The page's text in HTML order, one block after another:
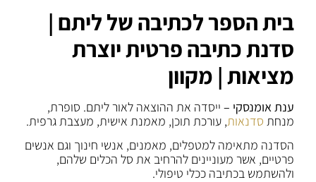
בית הספר לכתיבה של ליתם |
סדנת כתיבה פרטית יוצרת
מציאות | מקוון
ענת אומנסקי – ייסדה את ההוצאה לאור ליתם. סופרת,
מנחת סדנאות, עורכת תוכן, מאמנת אישית, מעצבת גרפית.
הסדנה מתאימה למטפלים, מאמנים, אנשי חינוך וגם אנשים
פרטיים, אשר מעוניינים להרחיב את סל הכלים שלהם,
ולהשתמש בכתיבה ככלי טיפולי.